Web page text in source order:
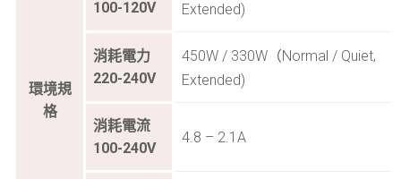
環境規
格
100-120V Extended)
消耗電力
220-240V
450W / 330W（Normal / Quiet,
Extended)
消耗電流
100-240V
4.8 – 2.1A